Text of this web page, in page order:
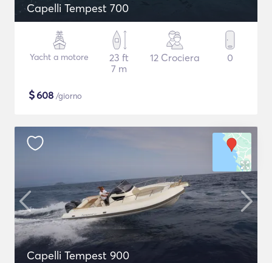
Capelli Tempest 700
Yacht a motore
23 ft
7 m
12 Crociera 0
$608 /giorno
Capelli Tempest 900